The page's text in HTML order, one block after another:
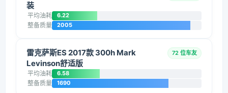
装
平均油耗 6.22
整备质量 2005
雷克萨斯ES 2017款 300h Mark
Levinson舒适版
72 位车友
平均油耗 6.58
整备质量 1690